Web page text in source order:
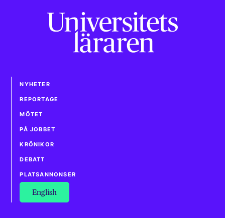
NYHETER
REPORTAGE
MÖTET
PÅ JOBBET
KRÖNIKOR
DEBATT
PLATSANNONSER
English